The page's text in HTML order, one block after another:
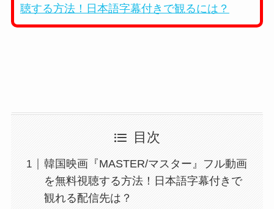
聴する方法！日本語字幕付きで観るには？
目次
韓国映画『MASTER/マスター』フル動画
を無料視聴する方法！日本語字幕付きで
観れる配信先は？